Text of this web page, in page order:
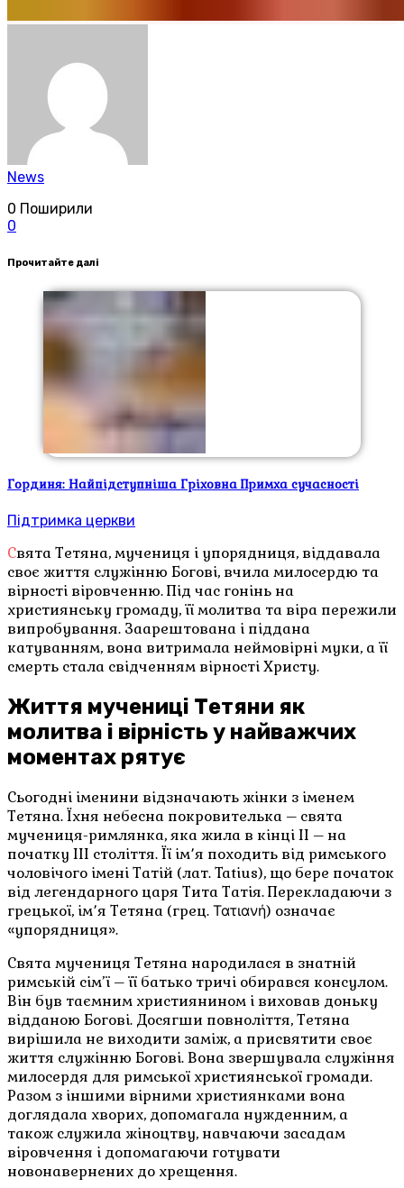
News
0 Поширили
0
Прочитайте далі
Гординя: Найпідступніша Гріховна Примха сучасності
Підтримка церкви
Свята Тетяна, мучениця і упорядниця, віддавала
своє життя служінню Богові, вчила милосердю та
вірності віровченню. Під час гонінь на
християнську громаду, її молитва та віра пережили
випробування. Заарештована і піддана
катуванням, вона витримала неймовірні муки, а її
смерть стала свідченням вірності Христу.
Життя мучениці Тетяни як
молитва і вірність у найважчих
моментах рятує
Сьогодні іменини відзначають жінки з іменем
Тетяна. Їхня небесна покровителька – свята
мучениця-римлянка, яка жила в кінці ІІ – на
початку ІІІ століття. Її ім՚я походить від римського
чоловічого імені Татій (лат. Tatius), що бере початок
від легендарного царя Тита Татія. Перекладаючи з
грецької, ім՚я Тетяна (грец. Τατιανή) означає
«упорядниця».
Свята мучениця Тетяна народилася в знатній
римській сім’ї – її батько тричі обирався консулом.
Він був таємним християнином і виховав доньку
відданою Богові. Досягши повноліття, Тетяна
вирішила не виходити заміж, а присвятити своє
життя служінню Богові. Вона звершувала служіння
милосердя для римської християнської громади.
Разом з іншими вірними християнками вона
доглядала хворих, допомагала нужденним, а
також служила жіноцтву, навчаючи засадам
віровчення і допомагаючи готувати
новонавернених до хрещення.